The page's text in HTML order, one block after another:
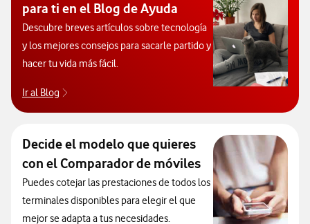
para ti en el Blog de Ayuda
Descubre breves artículos sobre tecnología
y los mejores consejos para sacarle partido y
hacer tu vida más fácil.
Ir al Blog
Decide el modelo que quieres
con el Comparador de móviles
Puedes cotejar las prestaciones de todos los
terminales disponibles para elegir el que
mejor se adapta a tus necesidades.